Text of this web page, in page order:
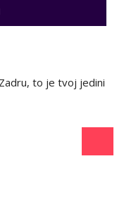
to je tvoj jedini